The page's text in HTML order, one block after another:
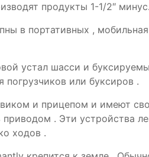
продукты 1-1/2″ минус.
в портативных ,
устал шасси и
или буксиров .
и прицепом и имеют
. Эти устройства
ходов .